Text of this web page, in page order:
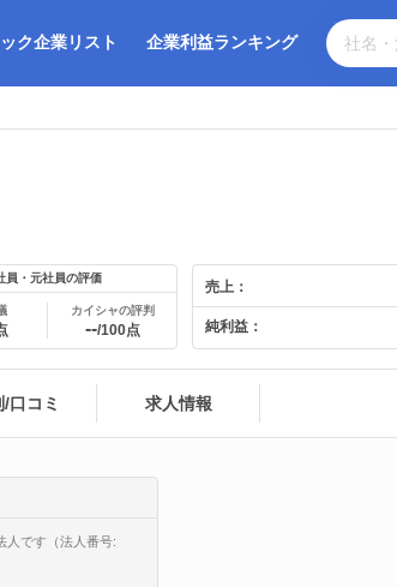
ク企業リスト 企業利益ランキング
員・元社員の評価
カイシャの評判
--/100点
売上：
純利益：
口コミ 求人情報
人です（法人番号: